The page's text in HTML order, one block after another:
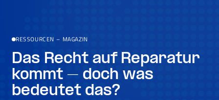
RESSOURCEN – MAGAZIN
Das Recht auf Reparatur
kommt – doch was
bedeutet das?